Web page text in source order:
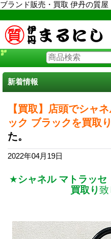
ブランド販売・買取 伊丹の質屋
新着情報
【買取】店頭でシャ
ック ブラックを買取り
た。
2022年04月19日
★シャネル マトラッ
買取り致